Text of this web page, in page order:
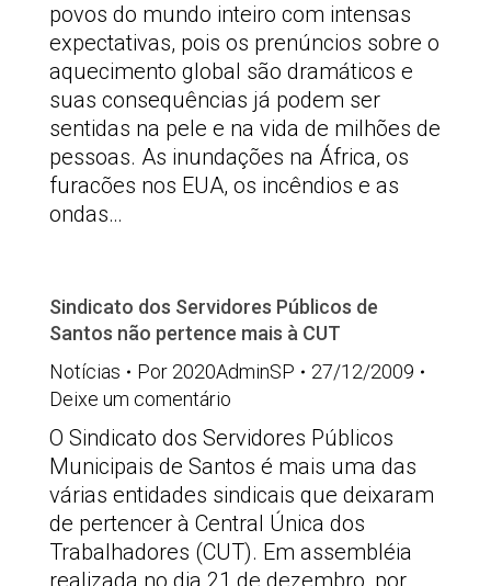
povos do mundo inteiro com intensas
expectativas, pois os prenúncios sobre o
aquecimento global são dramáticos e
suas consequências já podem ser
sentidas na pele e na vida de milhões de
pessoas. As inundações na África, os
furacões nos EUA, os incêndios e as
ondas…
Sindicato dos Servidores Públicos de
Santos não pertence mais à CUT
Notícias
Por 2020AdminSP
27/12/2009
Deixe um comentário
O Sindicato dos Servidores Públicos
Municipais de Santos é mais uma das
várias entidades sindicais que deixaram
de pertencer à Central Única dos
Trabalhadores (CUT). Em assembléia
realizada no dia 21 de dezembro, por